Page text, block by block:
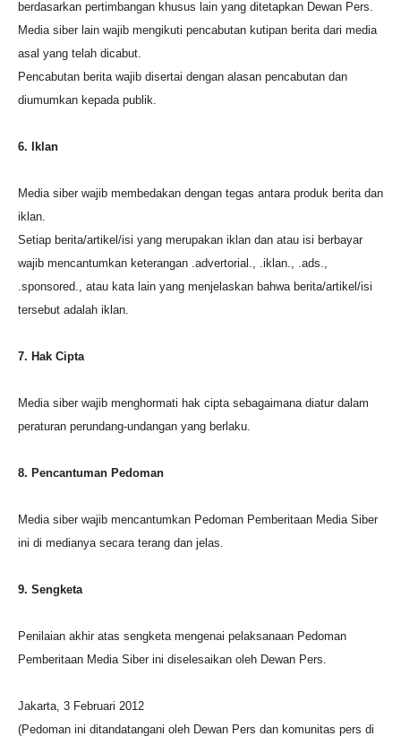
berdasarkan pertimbangan khusus lain yang ditetapkan Dewan Pers.
Media siber lain wajib mengikuti pencabutan kutipan berita dari media
asal yang telah dicabut.
Pencabutan berita wajib disertai dengan alasan pencabutan dan
diumumkan kepada publik.
6. Iklan
Media siber wajib membedakan dengan tegas antara produk berita dan
iklan.
Setiap berita/artikel/isi yang merupakan iklan dan atau isi berbayar
wajib mencantumkan keterangan .advertorial., .iklan., .ads.,
.sponsored., atau kata lain yang menjelaskan bahwa berita/artikel/isi
tersebut adalah iklan.
7. Hak Cipta
Media siber wajib menghormati hak cipta sebagaimana diatur dalam
peraturan perundang-undangan yang berlaku.
8. Pencantuman Pedoman
Media siber wajib mencantumkan Pedoman Pemberitaan Media Siber
ini di medianya secara terang dan jelas.
9. Sengketa
Penilaian akhir atas sengketa mengenai pelaksanaan Pedoman
Pemberitaan Media Siber ini diselesaikan oleh Dewan Pers.
Jakarta, 3 Februari 2012
(Pedoman ini ditandatangani oleh Dewan Pers dan komunitas pers di